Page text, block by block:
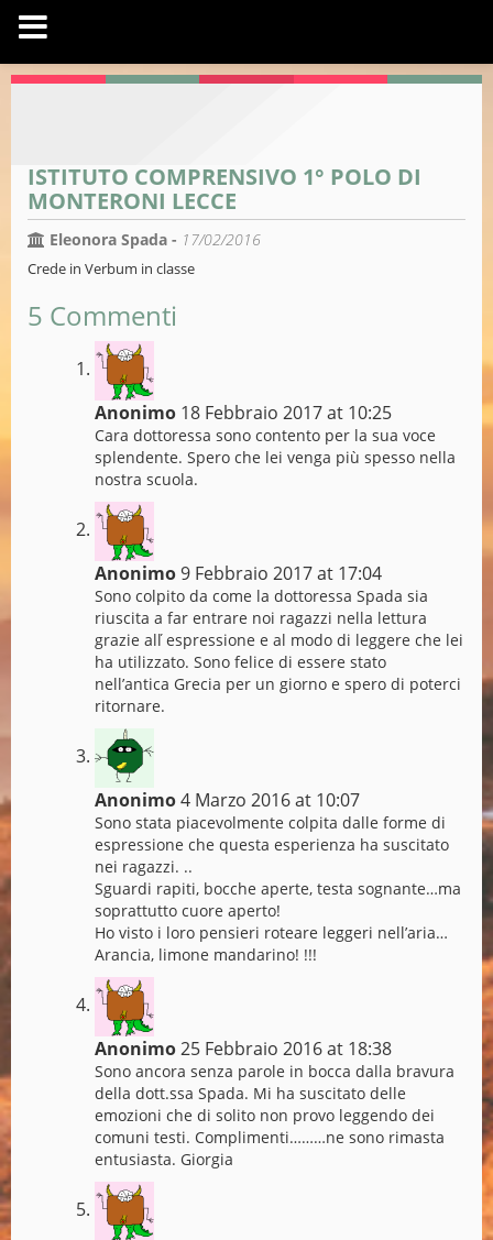
ISTITUTO COMPRENSIVO 1° POLO DI
MONTERONI LECCE
Eleonora Spada - 17/02/2016
Crede in Verbum in classe
5 Commenti
Anonimo 18 Febbraio 2017 at 10:25
Cara dottoressa sono contento per la sua voce
splendente. Spero che lei venga più spesso nella
nostra scuola.
Anonimo9 Febbraio 2017 at 17:04
Sono colpito da come la dottoressa Spada sia
riuscita a far entrare noi ragazzi nella lettura
grazie alľ espressione e al modo di leggere che lei
ha utilizzato. Sono felice di essere stato
nell’antica Grecia per un giorno e spero di poterci
ritornare.
Anonimo4 Marzo 2016 at 10:07
Sono stata piacevolmente colpita dalle forme di
espressione che questa esperienza ha suscitato
nei ragazzi. ..
Sguardi rapiti, bocche aperte, testa sognante…ma
soprattutto cuore aperto!
Ho visto i loro pensieri roteare leggeri nell’aria…
Arancia, limone mandarino! !!!
Anonimo25 Febbraio 2016 at 18:38
Sono ancora senza parole in bocca dalla bravura
della dott.ssa Spada. Mi ha suscitato delle
emozioni che di solito non provo leggendo dei
comuni testi. Complimenti………ne sono rimasta
entusiasta. Giorgia